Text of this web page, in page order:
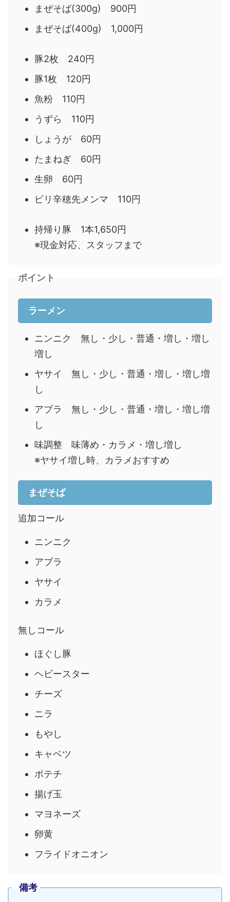
まぜそば(300g) 900円
まぜそば(400g) 1,000円
豚2枚 240円
豚1枚 120円
魚粉 110円
うずら 110円
しょうが 60円
たまねぎ 60円
生卵 60円
ピリ辛穂先メンマ 110円
持帰り豚 1本1,650円
※現金対応、スタッフまで
ポイント
ラーメン
ニンニク 無し・少し・普通・増し・増し
増し
ヤサイ 無し・少し・普通・増し・増し増
し
アブラ 無し・少し・普通・増し・増し増
し
味調整 味薄め・カラメ・増し増し
※ヤサイ増し時、カラメおすすめ
まぜそば
追加コール
ニンニク
アブラ
ヤサイ
カラメ
無しコール
ほぐし豚
ヘビースター
チーズ
ニラ
もやし
キャベツ
ポテチ
揚げ玉
マヨネーズ
卵黄
フライドオニオン
備考